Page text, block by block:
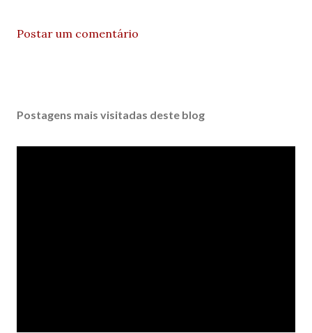
Postar um comentário
Postagens mais visitadas deste blog